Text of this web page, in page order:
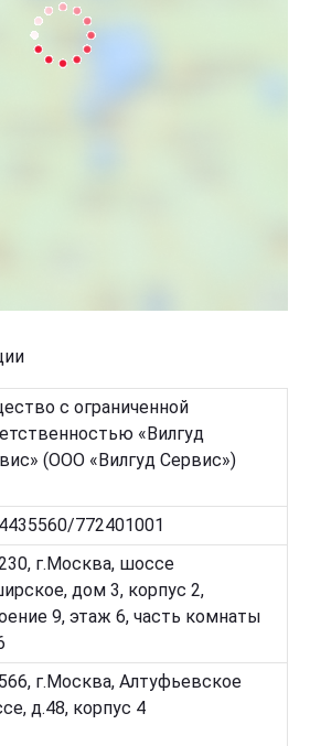
с ограниченной
«Вилгуд
(ООО «Вилгуд Сервис»)
772401001
г.Москва, шоссе
дом 3, корпус 2,
9, этаж 6, часть комнаты
г.Москва, Алтуфьевское
д.48, корпус 4